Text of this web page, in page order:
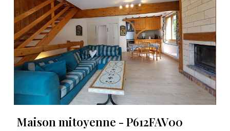
Maison mitoyenne - P612FAV00